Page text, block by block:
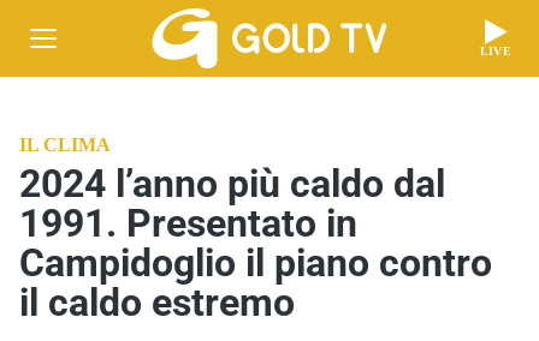
LIVE
IL CLIMA
2024 l’anno più caldo dal
1991. Presentato in
Campidoglio il piano contro
il caldo estremo